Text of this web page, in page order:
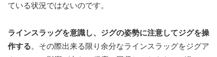
ている状況ではないのです。
ラインスラッグを意識し、ジグの姿勢に注意してジグを操
作する。その際出来る限り余分なラインスラッグをジグア